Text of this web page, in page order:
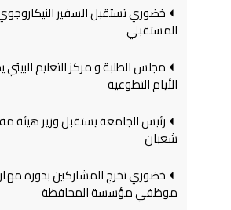
خضوري تستقبل السفير
المستقبلي
مجلس الطلبة و مركز التعليم
الأيام التطوعية
رئيس الجامعة يستقبل وزير هيئة
شعبان
خضوري تخرج المشاركين بدورة
موظفي مؤسسة المحافظة